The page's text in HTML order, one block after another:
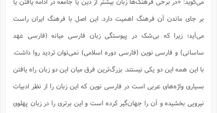
بر جاى ماندن آن فرهنگ اهمیت دارد. این اصل با فرهنگ ایران راست
مى‌آید؛ زیرا که بى‌شک در پیوستگى زبان فارسى میانه (فارسى عهد
ساسانى) و فارسى نوین (فارسى دوره اسلامى) نمى‌توان تردید روا داشت.
با این همه این دو یکى نیستند. بزرگ‌ترین فرق میان این دو زبان راه یافتن
بسیارى واژه‌هاى عربى است در فارسى نوین که این زبان را از نظر ادبیات
نیرویى بخشیده و آن را جهان‌گیر کرده است و این برترى را در زبان پهلوى